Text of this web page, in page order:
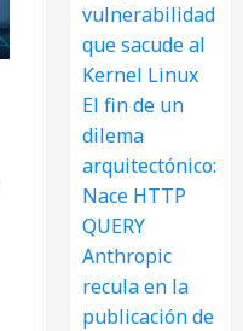
vulnerabilidad
que sacude al
Kernel Linux
El fin de un
dilema
arquitectónico:
Nace HTTP
QUERY
Anthropic
recula en la
publicación de